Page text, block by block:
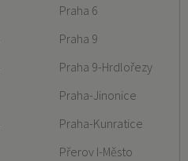
Praha 6
Praha 9
Praha 9-Hrdlořezy
Praha-Jinonice
Praha-Kunratice
Přerov I-Město